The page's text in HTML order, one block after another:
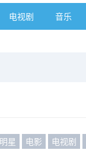
电视剧 音乐
明星 电影 电视剧